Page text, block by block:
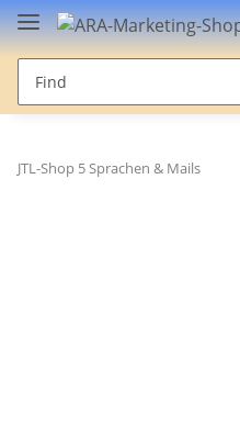
JTL-Shop 5 Sprachen & Mails